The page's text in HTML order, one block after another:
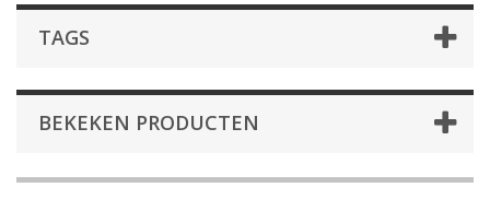
TAGS
BEKEKEN PRODUCTEN